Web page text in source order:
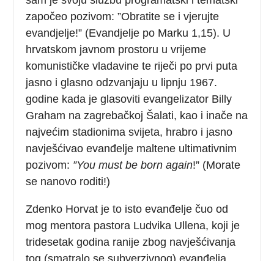
započeo pozivom: ”Obratite se i vjerujte
evandjelje!” (Evandjelje po Marku 1,15). U
hrvatskom javnom prostoru u vrijeme
komunističke vladavine te riječi po prvi puta
jasno i glasno odzvanjaju u lipnju 1967.
godine kada je glasoviti evangelizator Billy
Graham na zagrebačkoj Šalati, kao i inače na
najvećim stadionima svijeta, hrabro i jasno
navješćivao evanđelje maltene ultimativnim
pozivom: ”You must be born again!” (Morate
se nanovo roditi!)
Zdenko Horvat je to isto evanđelje čuo od
mog mentora pastora Ludvika Ullena, koji je
tridesetak godina ranije zbog navješćivanja
tog (smatralo se subverzivnog) evanđelja